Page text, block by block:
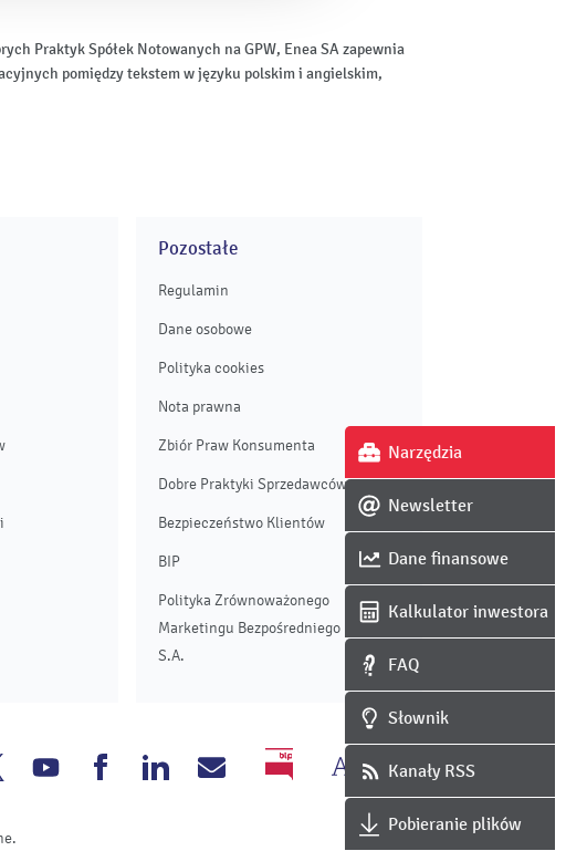
Narzędzia
Newsletter
Dane finansowe
Kalkulator inwestora
FAQ
Słownik
Kanały RSS
Pobieranie plików
Praktyk Spółek Notowanych na GPW, Enea SA zapewnia
pomiędzy tekstem w języku polskim i angielskim,
Pozostałe
Regulamin
Dane osobowe
Polityka cookies
Nota prawna
Zbiór Praw Konsumenta
Dobre Praktyki Sprzedawców
Bezpieczeństwo Klientów
BIP
Polityka Zrównoważonego
Marketingu Bezpośredniego Enei
S.A.
Enea Enea
Enea Enea NapiszBIP
Zmień
rozmiar
Wersja
czarno-